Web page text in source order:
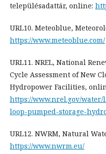
településadattár, online:
URL10. Meteoblue,
https://www.meteoblue.com/
URL11. NREL, National
Cycle Assessment of New
Hydropower Facilities,
https://www.nrel.gov/
loop-pumped-storage-
URL12. NWRM, Natural
https://www.nwrm.eu/